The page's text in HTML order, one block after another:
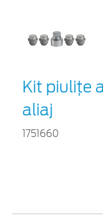
Kit piuliţe
aliaj
1751660